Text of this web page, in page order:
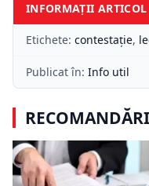
INFORMAȚII ARTICOL
Etichete: contestație,
Publicat în: Info util